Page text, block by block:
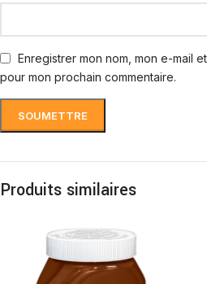
Enregistrer mon nom, mon e-mail
pour mon prochain commentaire.
Produits similaires